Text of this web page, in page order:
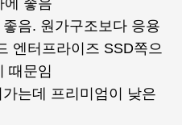
에 좋음
음. 원가구조보다 응용
엔터프라이즈 SSD쪽으
때문임
는데 프리미엄이 낮은